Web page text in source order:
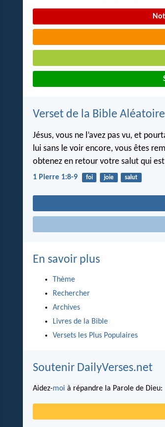
Verset de la Bible Aléatoire
Jésus, vous ne l’avez pas vu, et
lui sans le voir encore, vous êtes
obtenez en retour votre salut qui
1 Pierre 1:8-9 foi joie salut
En savoir plus
Thème
Rechercher
Archives
Livres de la Bible
Versets les Plus Populaires
Soutenir DailyVerses.net
Aidez-moi à répandre la Parole de Dieu: